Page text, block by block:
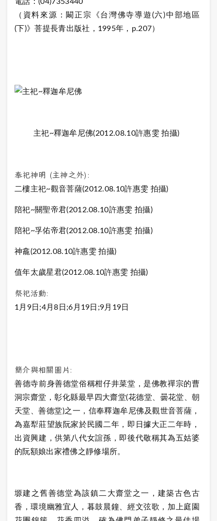
（資料來源：闞正宗《台灣佛寺導遊(六)中部地區
(下)》菩提長青出版社，1995年，p.207）
主祀~釋迦牟尼佛(2012.08.10許惠雯 拍攝)
奉祀神明 (主神之外):
二樓主祀~觀音菩薩(2012.08.10許惠雯 拍攝)
陪祀~關聖帝君(2012.08.10許惠雯 拍攝)
陪祀~孚佑帝君(2012.08.10許惠雯 拍攝)
神龕(2012.08.10許惠雯 拍攝)
值年太歲星君(2012.08.10許惠雯 拍攝)
祭祀活動:
1月9日;4月8日;6月19日;9月19日
簡介與相關圖片:
善德寺前身善德堂俗稱柑仔井菜堂，是佛教禪宗的曹
洞宗齋堂，彰化縣最早四大齋堂(花德堂、曇花堂、朝
天堂、善德堂)之一，信奉釋迦牟尼佛及觀世音菩薩，
為嘉犁莊望族阮家於民國二年，即日據大正二年時，
出資興建，供第八代女誼孫，即後代敬稱其為五姑婆
的阮額娘出家禮佛之靜修場所。
塬建之舊善德堂為該鎮二大齋堂之一，建築古色古
香，環境幽雅宜人，暮鼓晨鐘、經文弦歌，加上庭園